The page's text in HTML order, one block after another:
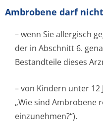
Ambrobene darf
– wenn Sie allergisch
der in Abschnitt 6.
Bestandteile dieses
– von Kindern unter 12
„Wie sind Ambrobene
einzunehmen?“).